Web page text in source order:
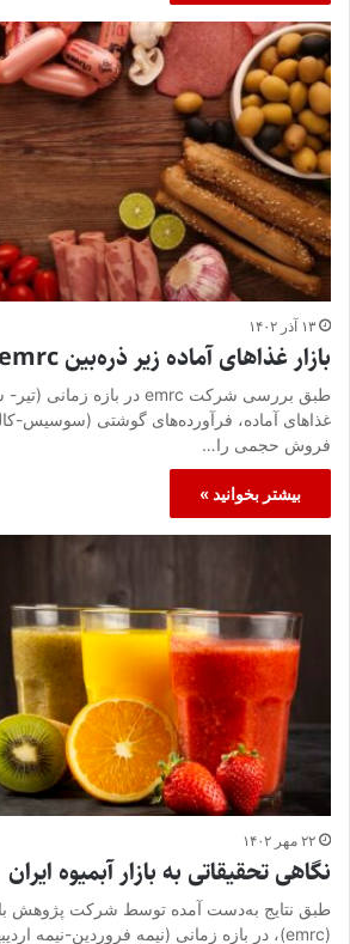
۱۳ آذر ۱۴۰۲
بازار غذاهای آماده زیر ذره‌بین emrc
غذاهای آماده، فرآورده‌های گوشتی (سوسیس-
فروش حجمی را…
بیشتر بخوانید »
۲۲ مهر ۱۴۰۲
نگاهی تحقیقاتی به بازار آبمیوه ایران
طبق نتایج به‌دست آمده توسط شرکت پژوهش